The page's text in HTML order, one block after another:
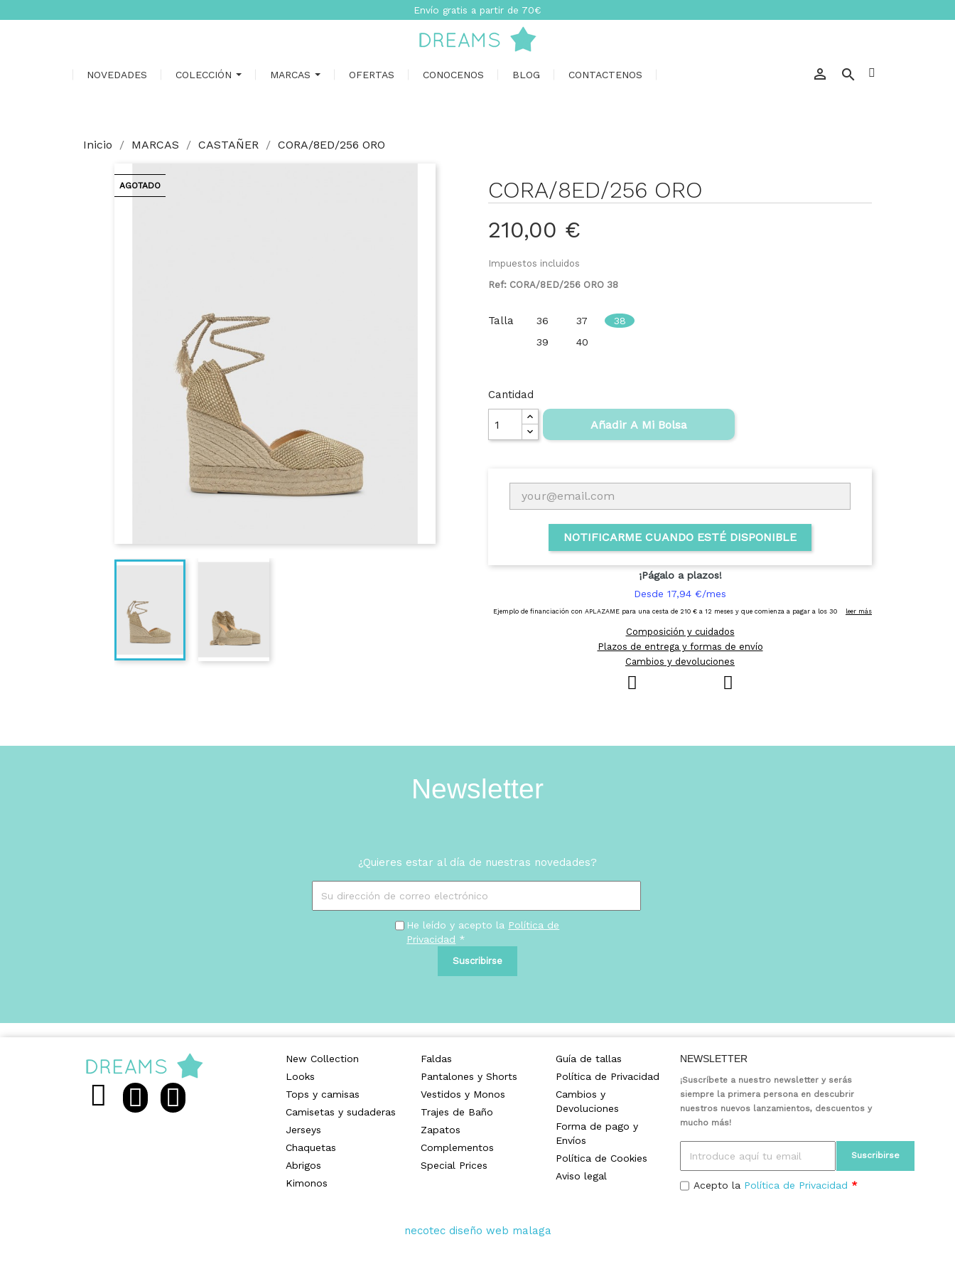
Envío gratis a partir de 70€
NOVEDADES COLECCIÓN MARCAS OFERTAS CONOCENOS BLOG CONTACTENOS  
Inicio MARCAS CASTAÑER CORA/8ED/256 ORO
AGOTADO
CORA/8ED/256 ORO
210,00 €
Impuestos incluidos
Ref: CORA/8ED/256 ORO 38
Talla 36 37
38
39
40
Cantidad
Añadir A Mi Bolsa
NOTIFICARME CUANDO ESTÉ DISPONIBLE
Composición y cuidados
Plazos de entrega y formas de envío
Cambios y devoluciones
Newsletter
¿Quieres estar al día de nuestras novedades?
He leído y acepto la Política de
Privacidad *
New Collection
Looks
Tops y camisas
Camisetas y sudaderas
Jerseys
Chaquetas
Abrigos
Kimonos
Faldas
Pantalones y Shorts
Vestidos y Monos
Trajes de Baño
Zapatos
Complementos
Special Prices
Guía de tallas
Política de Privacidad
Cambios y
Devoluciones
Forma de pago y
Envíos
Política de Cookies
Aviso legal
NEWSLETTER
¡Suscríbete a nuestro newsletter y serás
siempre la primera persona en descubrir
nuestros nuevos lanzamientos, descuentos y
mucho más!
Acepto la Política de Privacidad *
necotec diseño web malaga